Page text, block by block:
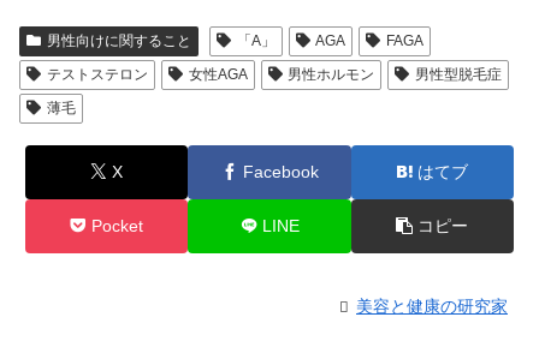
男性向けに関すること 「A」 AGA
FAGA
テストステロン
女性AGA 男性ホルモン
男性型脱毛症
薄毛
X Facebook はてブ
Pocket LINE コピー
美容と健康の研究家